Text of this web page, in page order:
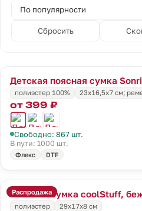
Сбросить
Детская поясная сумка
полиэстер 100%
23x16,5x7 см;
от 399 ₽
Свободно: 867 шт.
В пути: 1000 шт.
Флекс DTF
Распродажа
Поясная сумка coolStuff,
полиэстер
29x17x8 см